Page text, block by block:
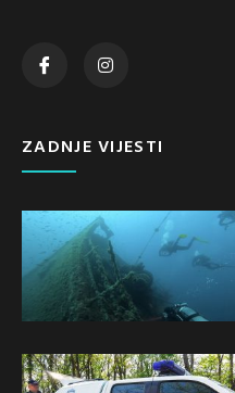
ZADNJE VIJESTI